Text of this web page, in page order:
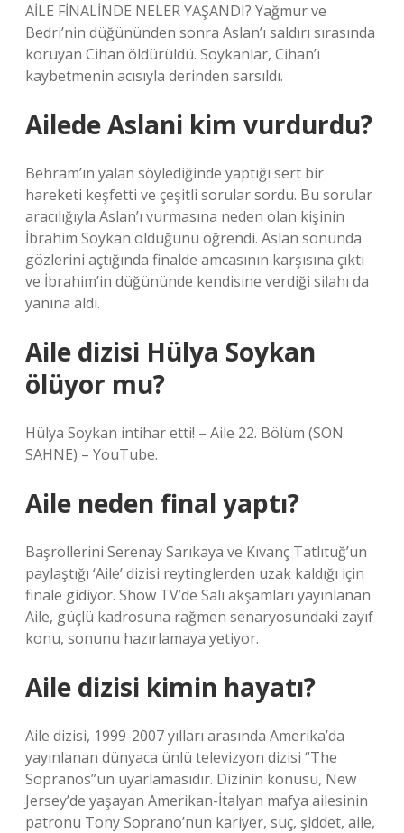
AİLE FİNALİNDE NELER YAŞANDI? Yağmur ve
Bedri’nin düğününden sonra Aslan’ı saldırı sırasında
koruyan Cihan öldürüldü. Soykanlar, Cihan’ı
kaybetmenin acısıyla derinden sarsıldı.
Ailede Aslani kim vurdurdu?
Behram’ın yalan söylediğinde yaptığı sert bir
hareketi keşfetti ve çeşitli sorular sordu. Bu sorular
aracılığıyla Aslan’ı vurmasına neden olan kişinin
İbrahim Soykan olduğunu öğrendi. Aslan sonunda
gözlerini açtığında finalde amcasının karşısına çıktı
ve İbrahim’in düğününde kendisine verdiği silahı da
yanına aldı.
Aile dizisi Hülya Soykan
ölüyor mu?
Hülya Soykan intihar etti! – Aile 22. Bölüm (SON
SAHNE) – YouTube.
Aile neden final yaptı?
Başrollerini Serenay Sarıkaya ve Kıvanç Tatlıtuğ’un
paylaştığı ‘Aile’ dizisi reytinglerden uzak kaldığı için
finale gidiyor. Show TV’de Salı akşamları yayınlanan
Aile, güçlü kadrosuna rağmen senaryosundaki zayıf
konu, sonunu hazırlamaya yetiyor.
Aile dizisi kimin hayatı?
Aile dizisi, 1999-2007 yılları arasında Amerika’da
yayınlanan dünyaca ünlü televizyon dizisi “The
Sopranos”un uyarlamasıdır. Dizinin konusu, New
Jersey’de yaşayan Amerikan-İtalyan mafya ailesinin
patronu Tony Soprano’nun kariyer, suç, şiddet, aile,